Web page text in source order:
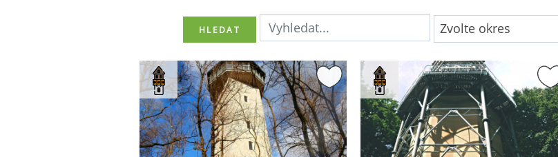
HLEDAT Zvolte okres